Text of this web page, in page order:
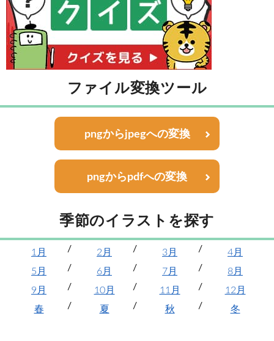
ファイル変換ツール
pngからjpegへの変換
pngからpdfへの変換
季節のイラストを探す
1月 2月 3月
4月
5月
6月 7月
8月
9月
10月 11月
12月
春
夏 秋 冬